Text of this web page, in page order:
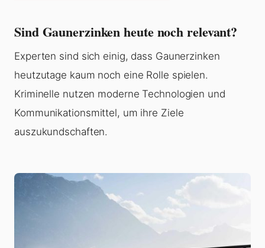
Sind Gaunerzinken heute noch relevant?
Experten sind sich einig, dass Gaunerzinken
heutzutage kaum noch eine Rolle spielen.
Kriminelle nutzen moderne Technologien und
Kommunikationsmittel, um ihre Ziele
auszukundschaften.